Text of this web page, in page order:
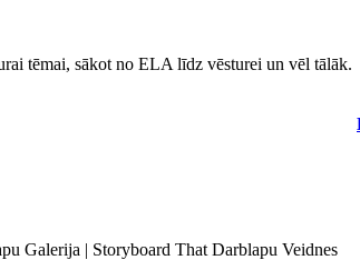
tēmai, sākot no ELA līdz vēsturei un vēl tālāk.